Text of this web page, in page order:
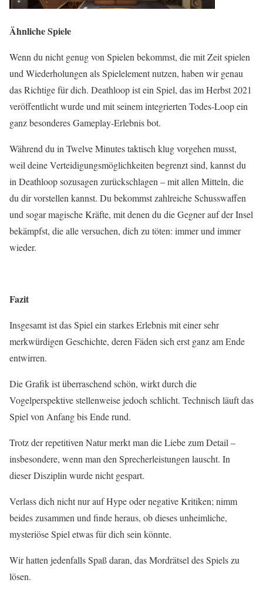
Ähnliche Spiele
Wenn du nicht genug von Spielen bekommst, die mit Zeit spielen
und Wiederholungen als Spielelement nutzen, haben wir genau
das Richtige für dich. Deathloopist ein Spiel, das im Herbst 2021
veröffentlicht wurde und mit seinem integrierten Todes-Loop ein
ganz besonderes Gameplay-Erlebnis bot.
Während du in Twelve Minutes taktisch klug vorgehen musst,
weil deine Verteidigungsmöglichkeiten begrenzt sind, kannst du
in Deathloop sozusagen zurückschlagen – mit allen Mitteln, die
du dir vorstellen kannst. Du bekommst zahlreiche Schusswaffen
und sogar magische Kräfte, mit denen du die Gegner auf der Insel
bekämpfst, die alle versuchen, dich zu töten: immer und immer
wieder.
Fazit
Insgesamt ist das Spiel ein starkes Erlebnis mit einer sehr
merkwürdigen Geschichte, deren Fäden sich erst ganz am Ende
entwirren.
Die Grafik ist überraschend schön, wirkt durch die
Vogelperspektive stellenweise jedoch schlicht. Technisch läuft das
Spiel von Anfang bis Ende rund.
Trotz der repetitiven Natur merkt man die Liebe zum Detail –
insbesondere, wenn man den Sprecherleistungen lauscht. In
dieser Disziplin wurde nicht gespart.
Verlass dich nicht nur auf Hype oder negative Kritiken; nimm
beides zusammen und finde heraus, ob dieses unheimliche,
mysteriöse Spiel etwas für dich sein könnte.
Wir hatten jedenfalls Spaß daran, das Mordrätsel des Spiels zu
lösen.